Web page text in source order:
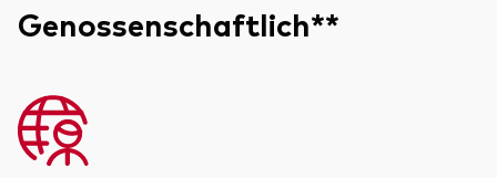
Genossenschaftlich**